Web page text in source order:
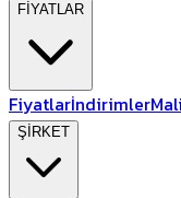
FİYATLAR
Fiyatlarİndirimler
ŞİRKET